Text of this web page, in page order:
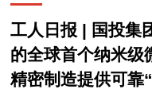
工人日报 | 国投集
的全球首个纳米级
精密制造提供可靠